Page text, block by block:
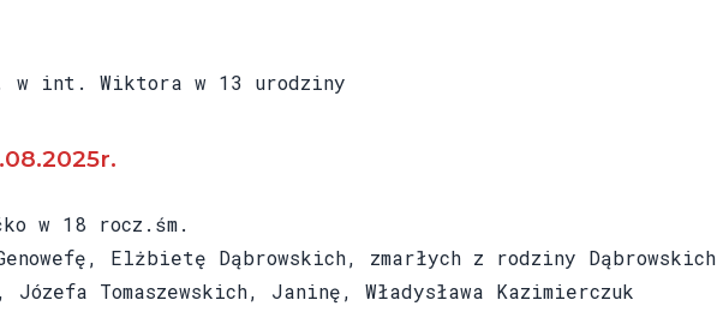
int. Wiktora w 13 urodziny
w 18 rocz.śm.
Elżbietę Dąbrowskich, zmarłych z rodziny Dąbrowskich
Tomaszewskich, Janinę, Władysława Kazimierczuk